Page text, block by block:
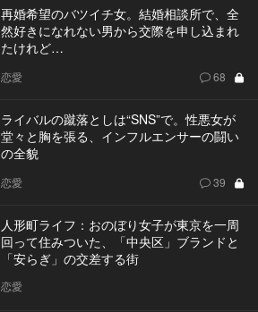
再婚希望のバツイチ女。結婚相談所で、全
然好きになれない男から交際を申し込まれ
たけれど…
恋愛 68
ライバルの蹴落としは“SNS”で。性悪女が
堂々と胸を張る、インフルエンサーの闘い
の全貌
恋愛 39
人形町ライフ：おのぼり女子が東京を一周
回って住みついた、「中央区」ブランドと
「安らぎ」の交差する街
恋愛